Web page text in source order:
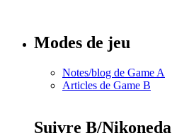
Modes de jeu
Notes/blog de Game A
Articles de Game B
Suivre B/Nikoneda